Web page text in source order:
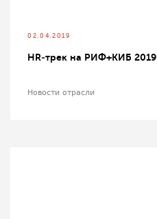
02.04.2019
HR‑трек на РИФ+КИБ 2019
Новости отрасли